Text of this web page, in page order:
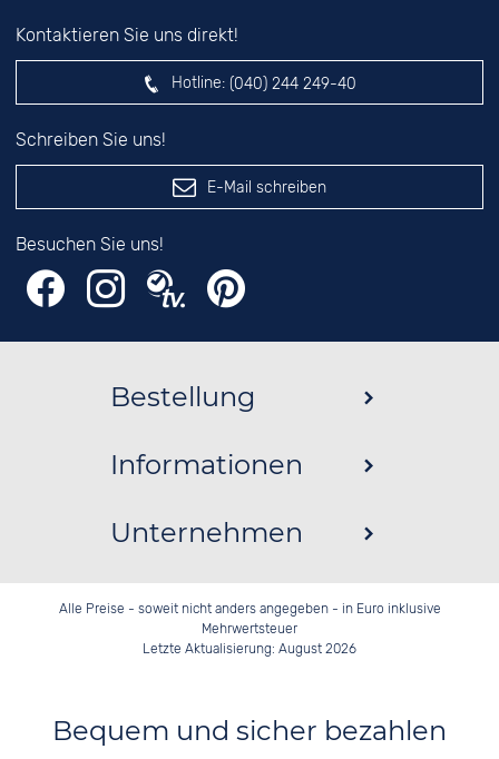
Kontaktieren Sie uns direkt!
Hotline: (040) 244 249-40
Schreiben Sie uns!
E-Mail schreiben
Besuchen Sie uns!
Bestellung
Informationen
Unternehmen
Alle Preise - soweit nicht anders angegeben - in Euro inklusive
Mehrwertsteuer
Letzte Aktualisierung: August 2026
Bequem und sicher bezahlen